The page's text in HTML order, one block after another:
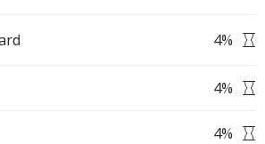
4%
4%
4%